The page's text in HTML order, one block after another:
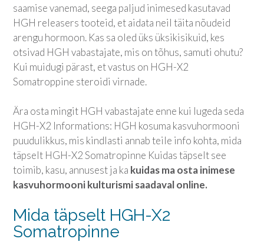
saamise vanemad, seega paljud inimesed kasutavad
HGH releasers tooteid, et aidata neil täita nõudeid
arengu hormoon. Kas sa oled üks üksikisikuid, kes
otsivad HGH vabastajate, mis on tõhus, samuti ohutu?
Kui muidugi pärast, et vastus on HGH-X2
Somatroppine steroidi virnade.
Ära osta mingit HGH vabastajate enne kui lugeda seda
HGH-X2 Informations: HGH kosuma kasvuhormooni
puudulikkus, mis kindlasti annab teile info kohta, mida
täpselt HGH-X2 Somatropinne Kuidas täpselt see
toimib, kasu, annusest ja ka kuidas ma osta inimese
kasvuhormooni kulturismi saadaval online.
Mida täpselt HGH-X2
Somatropinne